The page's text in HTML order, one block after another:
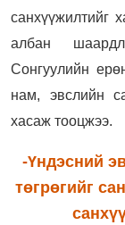
санхүүжилтийг
албан
Сонгуулийн
нам, эвслийн
хасаж тооцжээ.
-Үндэсний
төгрөгийг